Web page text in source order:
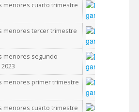
menores cuarto trimestre
menores tercer trimestre
menores segundo
menores primer trimestre
menores cuarto trimestre